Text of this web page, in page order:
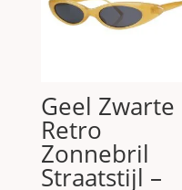
Geel Zwarte
Retro
Zonnebril
Straatstijl –